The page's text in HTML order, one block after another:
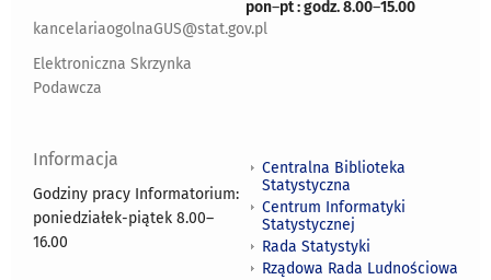
kancelariaogolnaGUS@stat.gov.pl
Elektroniczna Skrzynka
Podawcza
pon–pt : godz. 8.00–15.00
Informacja
Godziny pracy Informatorium:
poniedziałek-piątek 8.00–
16.00
Centralna Biblioteka
Statystyczna
Centrum Informatyki
Statystycznej
Rada Statystyki
Rządowa Rada Ludnościowa